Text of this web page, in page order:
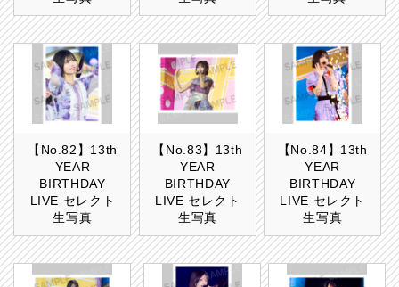
【No.82】13th
YEAR
BIRTHDAY
LIVE セレクト
生写真
【No.83】13th
YEAR
BIRTHDAY
LIVE セレクト
生写真
【No.84】13th
YEAR
BIRTHDAY
LIVE セレクト
生写真